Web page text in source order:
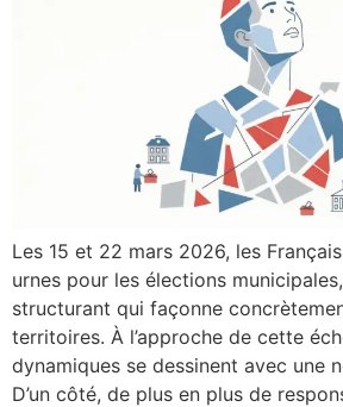
Les 15 et 22 mars 2026, les
urnes pour les élections
structurant qui façonne
territoires. À l’approche de cette
dynamiques se dessinent avec une
D’un côté, de plus en plus de